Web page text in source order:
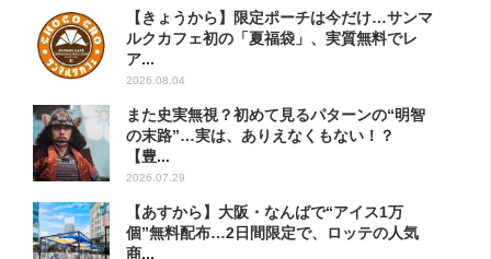
【きょうから】限定ポーチは今だけ…サンマ
ルクカフェ初の「夏福袋」、実質無料でレ
ア...
2026.08.04
また史実無視？初めて見るパターンの“明智
の末路”…実は、ありえなくもない！？
【豊...
2026.07.29
【あすから】大阪・なんばで“アイス1万
個”無料配布…2日間限定で、ロッテの人気
商...